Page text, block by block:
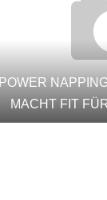
POWER
MACHT FIT